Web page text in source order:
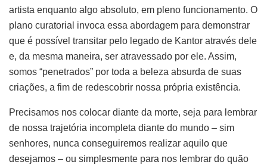
artista enquanto algo absoluto, em pleno funcionamento. O
plano curatorial invoca essa abordagem para demonstrar
que é possível transitar pelo legado de Kantor através dele
e, da mesma maneira, ser atravessado por ele. Assim,
somos “penetrados” por toda a beleza absurda de suas
criações, a fim de redescobrir nossa própria existência.
Precisamos nos colocar diante da morte, seja para lembrar
de nossa trajetória incompleta diante do mundo – sim
senhores, nunca conseguiremos realizar aquilo que
desejamos – ou simplesmente para nos lembrar do quão